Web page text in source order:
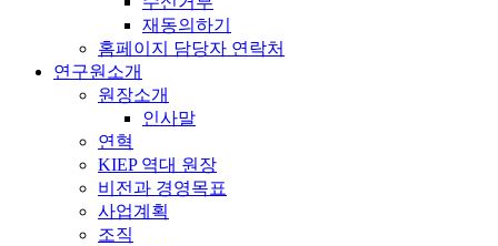
재동의하기
홈페이지 담당자 연락처
연구원소개
원장소개
인사말
연혁
KIEP 역대 원장
비전과 경영목표
사업계획
조직